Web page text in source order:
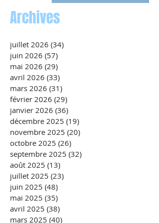
Archives
juillet 2026 (34)
juin 2026 (57)
mai 2026 (29)
avril 2026 (33)
mars 2026 (31)
février 2026 (29)
janvier 2026 (36)
décembre 2025 (19)
novembre 2025 (20)
octobre 2025 (26)
septembre 2025 (32)
août 2025 (13)
juillet 2025 (23)
juin 2025 (48)
mai 2025 (35)
avril 2025 (38)
mars 2025 (40)